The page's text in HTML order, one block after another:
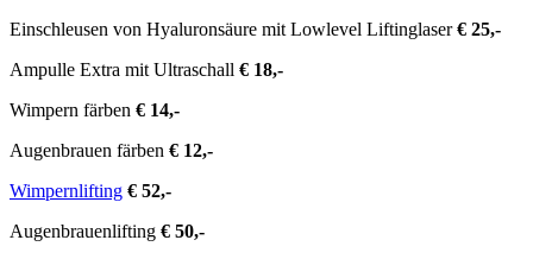
Einschleusen von Hyaluronsäure mit Lowlevel Liftinglaser€ 25,-
Ampulle Extra mit Ultraschall € 18,-
Wimpern färben € 14,-
Augenbrauen färben € 12,-
Wimpernlifting € 52,-
Augenbrauenlifting € 50,-